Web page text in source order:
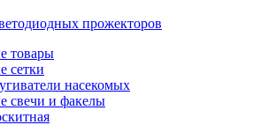
прожекторов
товары
сетки
насекомых
свечи и факелы